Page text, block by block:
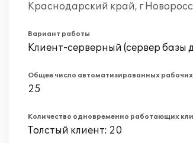
Краснодарский край, г
Вариант работы
Клиент-серверный (сервер базы
Общее число автоматизированных рабочих
25
Количество одновременно работающих
Толстый клиент: 20